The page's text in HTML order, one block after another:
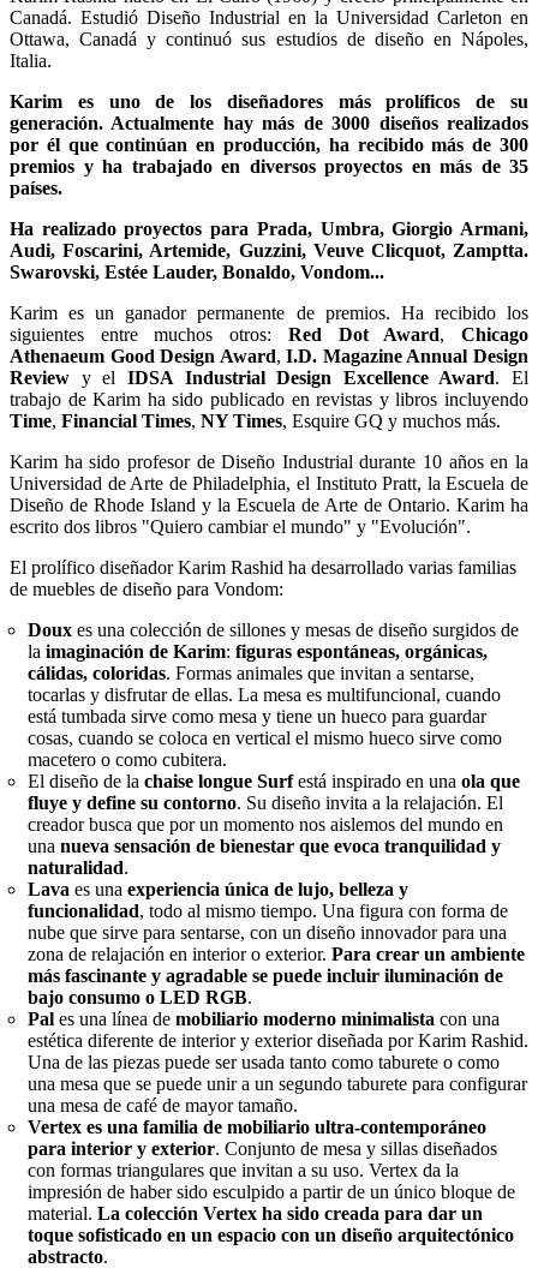
Canadá. Estudió Diseño Industrial en la Universidad Carleton en
Ottawa, Canadá y continuó sus estudios de diseño en Nápoles,
Italia.
Karim es uno de los diseñadores más prolíficos de su
generación. Actualmente hay más de 3000 diseños realizados
por él que continúan en producción, ha recibido más de 300
premios y ha trabajado en diversos proyectos en más de 35
países.
Ha realizado proyectos para Prada, Umbra, Giorgio Armani,
Audi, Foscarini, Artemide, Guzzini, Veuve Clicquot, Zamptta.
Swarovski, Estée Lauder, Bonaldo, Vondom...
Karim es un ganador permanente de premios. Ha recibido los
siguientes entre muchos otros: Red Dot Award,Chicago
Athenaeum Good Design Award,I.D. Magazine Annual Design
Review y el IDSA Industrial Design Excellence Award. El
trabajo de Karim ha sido publicado en revistas y libros incluyendo
Time, Financial Times, NY Times, Esquire GQ y muchos más.
Karim ha sido profesor de Diseño Industrial durante 10 años en la
Universidad de Arte de Philadelphia, el Instituto Pratt, la Escuela de
Diseño de Rhode Island y la Escuela de Arte de Ontario. Karim ha
escrito dos libros "Quiero cambiar el mundo" y "Evolución".
El prolífico diseñador Karim Rashid ha desarrollado varias familias
de muebles de diseño para Vondom:
Doux es una colección de sillones y mesas de diseño surgidos de
la imaginación de Karim: figuras espontáneas, orgánicas,
cálidas, coloridas. Formas animales que invitan a sentarse,
tocarlas y disfrutar de ellas. La mesa es multifuncional, cuando
está tumbada sirve como mesa y tiene un hueco para guardar
cosas, cuando se coloca en vertical el mismo hueco sirve como
macetero o como cubitera.
El diseño de la chaise longue Surfestá inspirado en una ola que
fluye y define su contorno. Su diseño invita a la relajación. El
creador busca que por un momento nos aislemos del mundo en
una nueva sensación de bienestar que evoca tranquilidad y
naturalidad.
Lava es una experiencia única de lujo, belleza y
funcionalidad, todo al mismo tiempo. Una figura con forma de
nube que sirve para sentarse, con un diseño innovador para una
zona de relajación en interior o exterior. Para crear un ambiente
más fascinante y agradable se puede incluir iluminación de
bajo consumo o LED RGB.
Pal es una línea de mobiliario moderno minimalista con una
estética diferente de interior y exterior diseñada por Karim Rashid.
Una de las piezas puede ser usada tanto como taburete o como
una mesa que se puede unir a un segundo taburete para configurar
una mesa de café de mayor tamaño.
Vertex es una familia de mobiliario ultra-contemporáneo
para interior y exterior. Conjunto de mesa y sillas diseñados
con formas triangulares que invitan a su uso. Vertex da la
impresión de haber sido esculpido a partir de un único bloque de
material. La colección Vertex ha sido creada para dar un
toque sofisticado en un espacio con un diseño arquitectónico
abstracto.